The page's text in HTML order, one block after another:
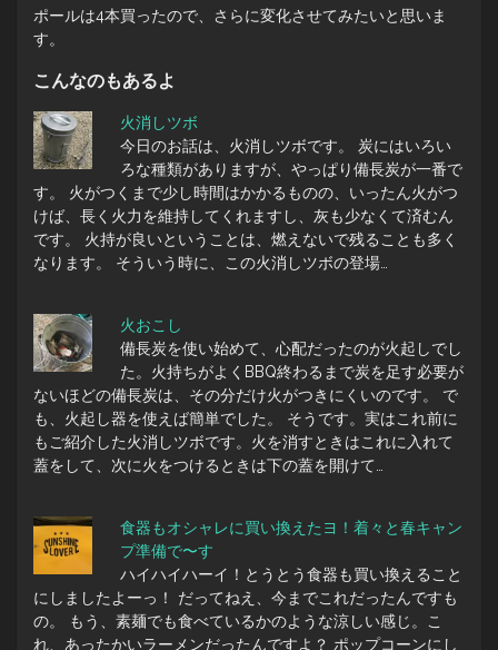
ポールは4本買ったので、さらに変化させてみたいと思いま
す。
こんなのもあるよ
火消しツボ
今日のお話は、火消しツボです。 炭にはいろい
ろな種類がありますが、やっぱり備長炭が一番で
す。 火がつくまで少し時間はかかるものの、いったん火がつ
けば、長く火力を維持してくれますし、灰も少なくて済むん
です。 火持が良いということは、燃えないで残ることも多く
なります。 そういう時に、この火消しツボの登場…
火おこし
備長炭を使い始めて、心配だったのが火起しでし
た。火持ちがよくBBQ終わるまで炭を足す必要が
ないほどの備長炭は、その分だけ火がつきにくいのです。 で
も、火起し器を使えば簡単でした。 そうです。実はこれ前に
もご紹介した火消しツボです。火を消すときはこれに入れて
蓋をして、次に火をつけるときは下の蓋を開けて…
食器もオシャレに買い換えたヨ！着々と春キャン
プ準備で〜す
ハイハイハーイ！とうとう食器も買い換えること
にしましたよーっ！ だってねえ、今までこれだったんですも
の。 もう、素麺でも食べているかのような涼しい感じ。こ
れ、あったかいラーメンだったんですよ？ ポップコーンにし